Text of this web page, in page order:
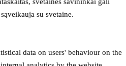
su svetaine.
data on users' behaviour on the